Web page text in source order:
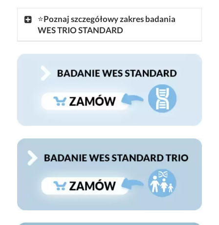
⭐Poznaj szczegółowy zakres badania
WES TRIO STANDARD